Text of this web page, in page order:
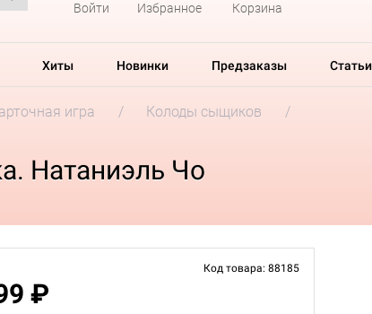
Войти
Избранное Корзина
Хиты Новинки Предзаказы Статьи
игра
Колоды сыщиков
Натаниэль Чо
Код товара: 88185
₽